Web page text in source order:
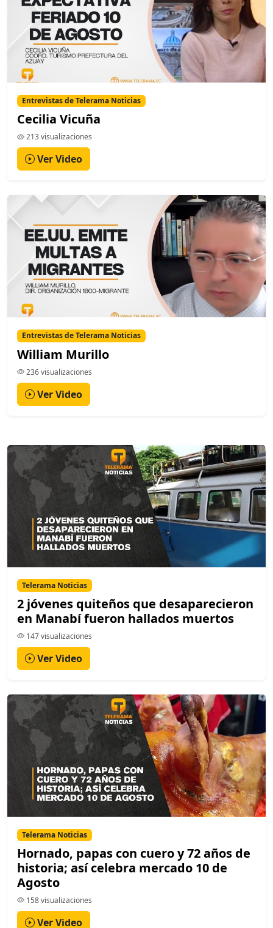
Entrevistas de Telerama Noticias
Cecilia Vicuña
213 visualizaciones
Ver Video
Entrevistas de Telerama Noticias
William Murillo
236 visualizaciones
Ver Video
Telerama Noticias
2 jóvenes quiteños que desaparecieron
en Manabí fueron hallados muertos
147 visualizaciones
Ver Video
Telerama Noticias
Hornado, papas con cuero y 72 años de
historia; así celebra mercado 10 de
Agosto
158 visualizaciones
Ver Video